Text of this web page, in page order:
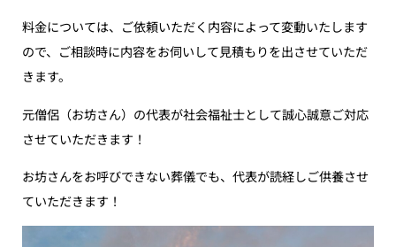
料金については、ご依頼いただく内容によって変動いたします
ので、ご相談時に内容をお伺いして見積もりを出させていただ
きます。
元僧侶（お坊さん）の代表が社会福祉士として誠心誠意ご対応
させていただきます！
お坊さんをお呼びできない葬儀でも、代表が読経しご供養させ
ていただきます！